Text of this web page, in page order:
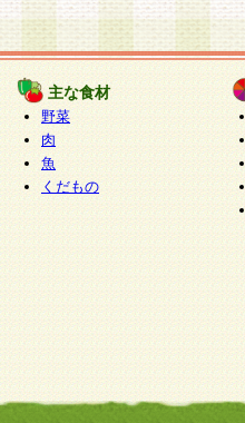
主な食材
野菜
肉
魚
くだもの